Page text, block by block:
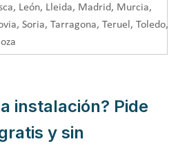
León, Lleida, Madrid, Murcia,
Soria, Tarragona, Teruel, Toledo,
instalación? Pide
y sin